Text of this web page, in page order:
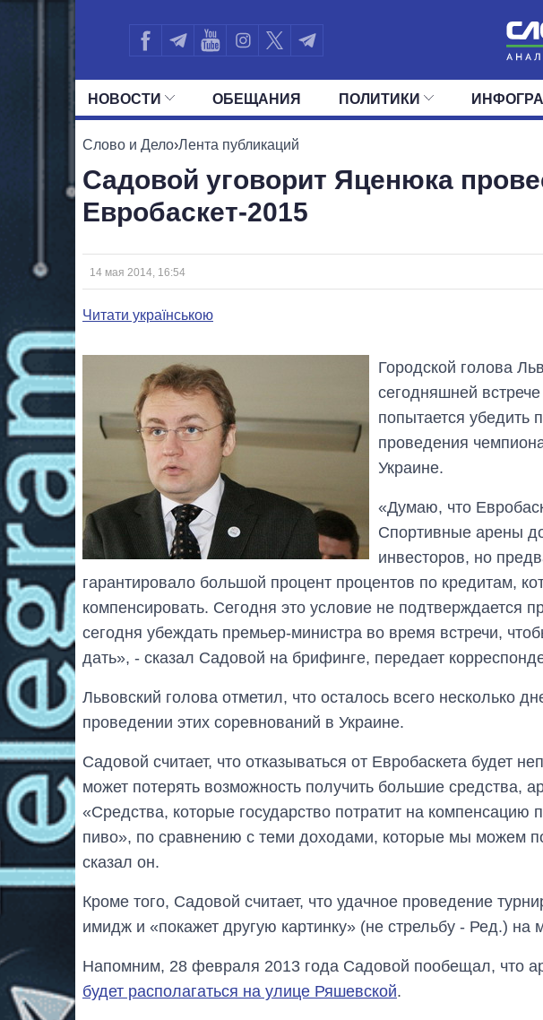
НОВОСТИ
ПОЛИТИКА
ОБЕЩАНИЯ ПОЛИТИКИ
ВСЕ ПОЛИТИКИ
ДЕПУТАТЫ
Слово и Дело›Лента публикаций
Садовой уговорит Яценюка
Евробаскет-2015
14 мая 2014, 16:54
Читати українською
Городской голова
сегодняшней
попытается убедить
проведения
Украине.
«Думаю, что
Спортивные арены
инвесторов, но
гарантировало большой процент процентов по кредитам,
компенсировать. Сегодня это условие не подтверждается
сегодня убеждать премьер-министра во время встречи,
дать», - сказал Садовой на брифинге, передает
Львовский голова отметил, что осталось всего несколько
проведении этих соревнований в Украине.
Садовой считает, что отказываться от Евробаскета будет
может потерять возможность получить большие средства,
«Средства, которые государство потратит на компенсацию
пиво», по сравнению с теми доходами, которые мы можем
сказал он.
Кроме того, Садовой считает, что удачное проведение
имидж и «покажет другую картинку» (не стрельбу - Ред.) на
Напомним, 28 февраля 2013 года Садовой пообещал, что
будет располагаться на улице Ряшевской.